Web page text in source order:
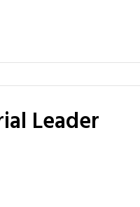
Leader